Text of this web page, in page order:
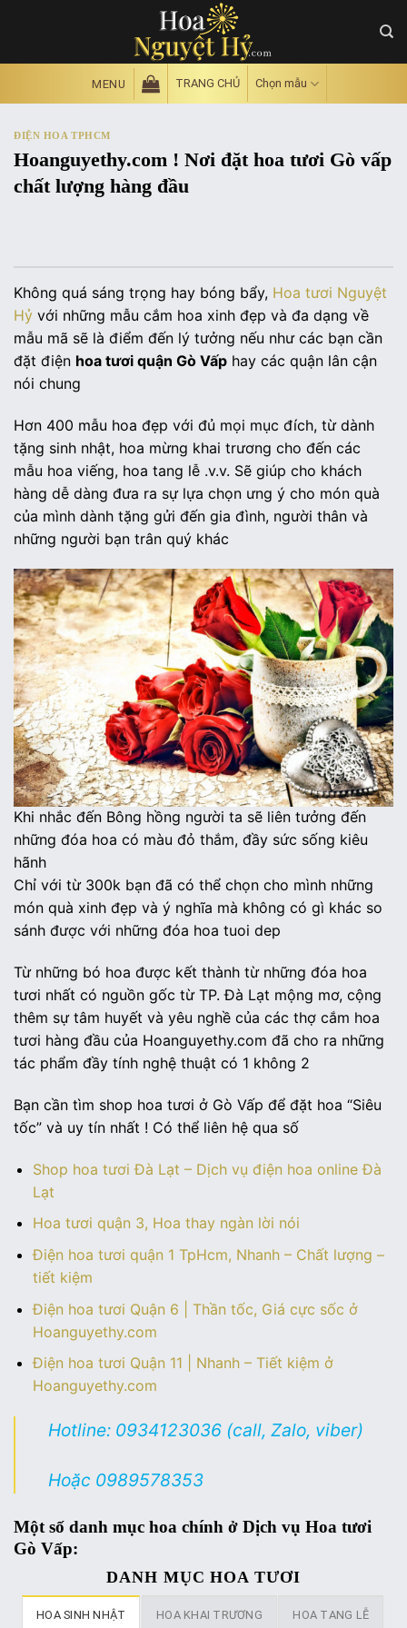
MENU TRANG CHỦ Chọn mẫu
ĐIỆN HOA TPHCM
Hoanguyethy.com ! Nơi đặt hoa tươi Gò vấp
chất lượng hàng đầu
Không quá sáng trọng hay bóng bẩy, Hoa tươi Nguyệt
Hỷ với những mẫu cắm hoa xinh đẹp và đa dạng về
mẫu mã sẽ là điểm đến lý tưởng nếu như các bạn cần
đặt điện hoa tươi quận Gò Vấp hay các quận lân cận
nói chung
Hơn 400 mẫu hoa đẹp với đủ mọi mục đích, từ dành
tặng sinh nhật, hoa mừng khai trương cho đến các
mẫu hoa viếng, hoa tang lễ .v.v. Sẽ giúp cho khách
hàng dễ dàng đưa ra sự lựa chọn ưng ý cho món quà
của mình dành tặng gửi đến gia đình, người thân và
những người bạn trân quý khác
Khi nhắc đến Bông hồng người ta sẽ liên tưởng đến
những đóa hoa có màu đỏ thắm, đầy sức sống kiêu
hãnh
Chỉ với từ 300k bạn đã có thể chọn cho mình những
món quà xinh đẹp và ý nghĩa mà không có gì khác so
sánh được với những đóa hoa tuoi dep
Từ những bó hoa được kết thành từ những đóa hoa
tươi nhất có nguồn gốc từ TP. Đà Lạt mộng mơ, cộng
thêm sự tâm huyết và yêu nghề của các thợ cắm hoa
tươi hàng đầu của Hoanguyethy.com đã cho ra những
tác phẩm đầy tính nghệ thuật có 1 không 2
Bạn cần tìm shop hoa tươi ở Gò Vấp để đặt hoa “Siêu
tốc” và uy tín nhất ! Có thể liên hệ qua số
Shop hoa tươi Đà Lạt – Dịch vụ điện hoa online Đà
Lạt
Hoa tươi quận 3, Hoa thay ngàn lời nói
Điện hoa tươi quận 1 TpHcm, Nhanh – Chất lượng –
tiết kiệm
Điện hoa tươi Quận 6 | Thần tốc, Giá cực sốc ở
Hoanguyethy.com
Điện hoa tươi Quận 11 | Nhanh – Tiết kiệm ở
Hoanguyethy.com
Hotline: 0934123036 (call, Zalo, viber)
Hoặc 0989578353
Một số danh mục hoa chính ở Dịch vụ Hoa tươi
Gò Vấp:
DANH MỤC HOA TƯƠI
HOA SINH NHẬT HOA KHAI TRƯƠNG HOA TANG LỄ